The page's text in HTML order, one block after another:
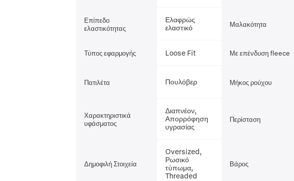
Επίπεδο
ελαστικότητας
Ελαφρώς
ελαστικό
Μαλακότητα
Τύπος εφαρμογής Loose Fit Με επένδυση fleece
Πατιλέτα Πουλόβερ Μήκος ρούχου
Χαρακτηριστικά
υφάσματος
Διαπνέον,
Απορρόφηση
υγρασίας
Περίσταση
Δημοφιλή Στοιχεία
Oversized,
Ρωσικό
τύπωμα,
Threaded
Βάρος